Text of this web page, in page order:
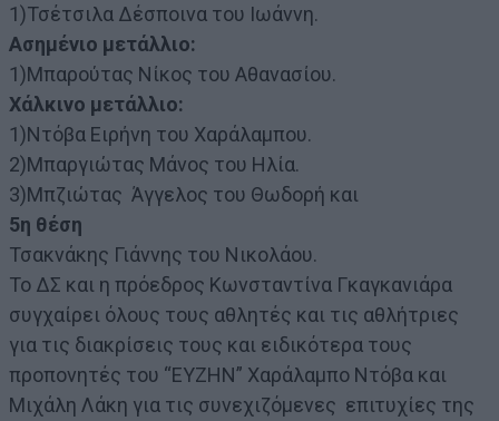
1)Τσέτσιλα Δέσποινα του Ιωάννη.
Ασημένιο μετάλλιο:
1)Μπαρούτας Νίκος του Αθανασίου.
Χάλκινο μετάλλιο:
1)Ντόβα Ειρήνη του Χαράλαμπου.
2)Μπαργιώτας Μάνος του Ηλία.
3)Μπζιώτας Άγγελος του Θωδορή και
5η θέση
Τσακνάκης Γιάννης του Νικολάου.
Το ΔΣ και η πρόεδρος Κωνσταντίνα Γκαγκανιάρα
συγχαίρει όλους τους αθλητές και τις αθλήτριες
για τις διακρίσεις τους και ειδικότερα τους
προπονητές του “ΕΥΖΗΝ” Χαράλαμπο Ντόβα και
Μιχάλη Λάκη για τις συνεχιζόμενες επιτυχίες της